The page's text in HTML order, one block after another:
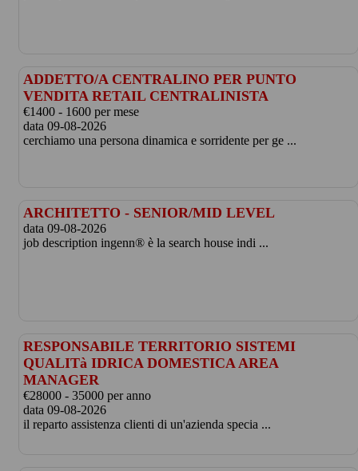
ADDETTO/A CENTRALINO PER PUNTO
VENDITA RETAIL CENTRALINISTA
€1400 - 1600 per mese
data 09-08-2026
cerchiamo una persona dinamica e sorridente per ge ...
ARCHITETTO - SENIOR/MID LEVEL
data 09-08-2026
job description ingenn® è la search house indi ...
RESPONSABILE TERRITORIO SISTEMI
QUALITà IDRICA DOMESTICA AREA
MANAGER
€28000 - 35000 per anno
data 09-08-2026
il reparto assistenza clienti di un'azienda specia ...